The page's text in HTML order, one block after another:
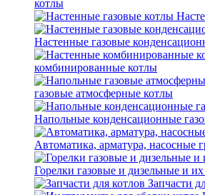
котлы
Настенные газовые
комбинированные котлы
газовые атмосферные котлы
Напольные конденсационные
Автоматика, арматура, насосные
Горелки газовые и дизельные и
Запчасти